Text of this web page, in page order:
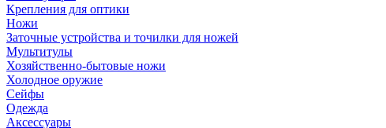
Крепления для оптики
Ножи
Заточные устройства и точилки для ножей
Мультитулы
Хозяйственно-бытовые ножи
Холодное оружие
Сейфы
Одежда
Аксессуары